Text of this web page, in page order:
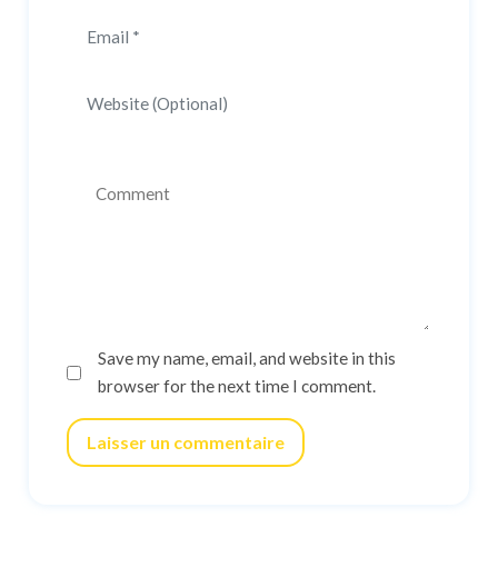
Save my name, email, and website in this
browser for the next time I comment.
Laisser un commentaire